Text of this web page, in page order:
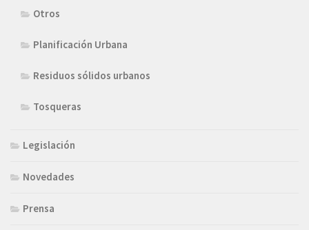
Otros
Planificación Urbana
Residuos sólidos urbanos
Tosqueras
Legislación
Novedades
Prensa